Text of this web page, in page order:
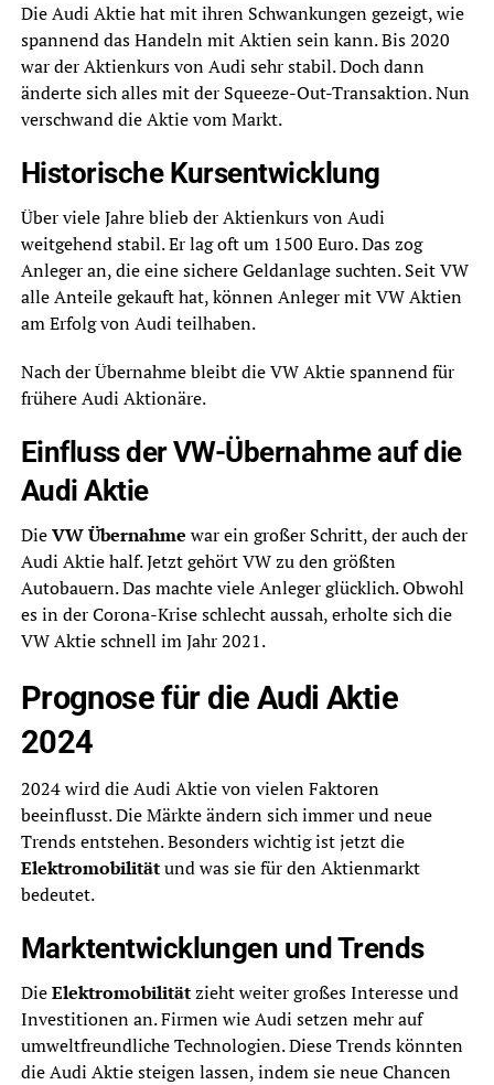
Die Audi Aktie hat mit ihren Schwankungen gezeigt, wie
spannend das Handeln mit Aktien sein kann. Bis 2020
war der Aktienkurs von Audi sehr stabil. Doch dann
änderte sich alles mit der Squeeze-Out-Transaktion. Nun
verschwand die Aktie vom Markt.
Historische Kursentwicklung
Über viele Jahre blieb der Aktienkurs von Audi
weitgehend stabil. Er lag oft um 1500 Euro. Das zog
Anleger an, die eine sichere Geldanlage suchten. Seit VW
alle Anteile gekauft hat, können Anleger mit VW Aktien
am Erfolg von Audi teilhaben.
Nach der Übernahme bleibt die VW Aktie spannend für
frühere Audi Aktionäre.
Einfluss der VW-Übernahme auf die
Audi Aktie
DieVW Übernahme war ein großer Schritt, der auch der
Audi Aktie half. Jetzt gehört VW zu den größten
Autobauern. Das machte viele Anleger glücklich. Obwohl
es in der Corona-Krise schlecht aussah, erholte sich die
VW Aktie schnell im Jahr 2021.
Prognose für die Audi Aktie
2024
2024 wird die Audi Aktie von vielen Faktoren
beeinflusst. Die Märkte ändern sich immer und neue
Trends entstehen. Besonders wichtig ist jetzt die
Elektromobilitätund was sie für den Aktienmarkt
bedeutet.
Marktentwicklungen und Trends
DieElektromobilitätzieht weiter großes Interesse und
Investitionen an. Firmen wie Audi setzen mehr auf
umweltfreundliche Technologien. Diese Trends könnten
die Audi Aktie steigen lassen, indem sie neue Chancen